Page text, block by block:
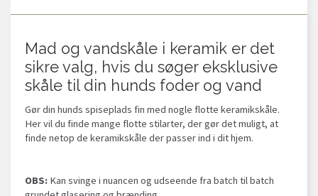
Mad og vandskåle i keramik er det
sikre valg, hvis du søger eksklusive
skåle til din hunds foder og vand
Gør din hunds spiseplads fin med nogle flotte keramikskåle.
Her vil du finde mange flotte stilarter, der gør det muligt, at
finde netop de keramikskåle der passer ind i dit hjem.
OBS: Kan svinge i nuancen og udseende fra batch til batch